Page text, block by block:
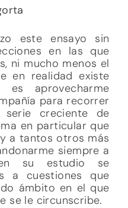
este ensayo sin
en las que
ni mucho menos el
en realidad existe
es aprovecharme
para recorrer
creciente de
en particular que
a tantos otros más
siempre a
su estudio se
a cuestiones que
ámbito en el que
se le circunscribe.